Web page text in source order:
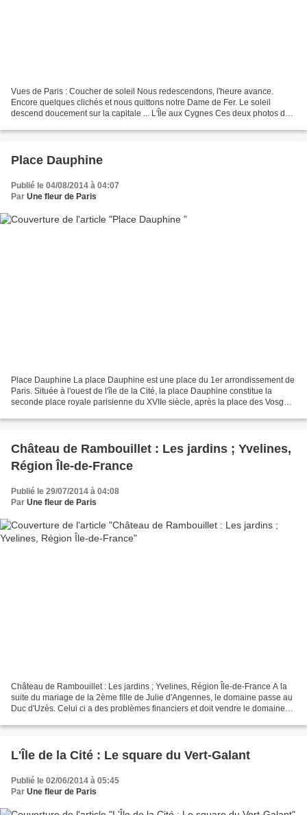
Vues de Paris : Coucher de soleil Nous redescendons, l'heure avance.
Encore quelques clichés et nous quittons notre Dame de Fer. Le soleil
descend doucement sur la capitale ... L'Île aux Cygnes Ces deux photos de
Place Dauphine
Publié le 04/08/2014 à 04:07
Par Une fleur de Paris
Place Dauphine La place Dauphine est une place du 1er arrondissement de
Paris. Située à l'ouest de l'île de la Cité, la place Dauphine constitue la
seconde place royale parisienne du XVIIe siècle, après la place des Vosges.
Château de Rambouillet : Les jardins ; Yvelines,
Région Île-de-France
Publié le 29/07/2014 à 04:08
Par Une fleur de Paris
Château de Rambouillet : Les jardins ; Yvelines, Région Île-de-France A la
suite du mariage de la 2ème fille de Julie d'Angennes, le domaine passe au
Duc d'Uzès. Celui ci a des problèmes financiers et doit vendre le domaine
L'Île de la Cité : Le square du Vert-Galant
Publié le 02/06/2014 à 05:45
Par Une fleur de Paris